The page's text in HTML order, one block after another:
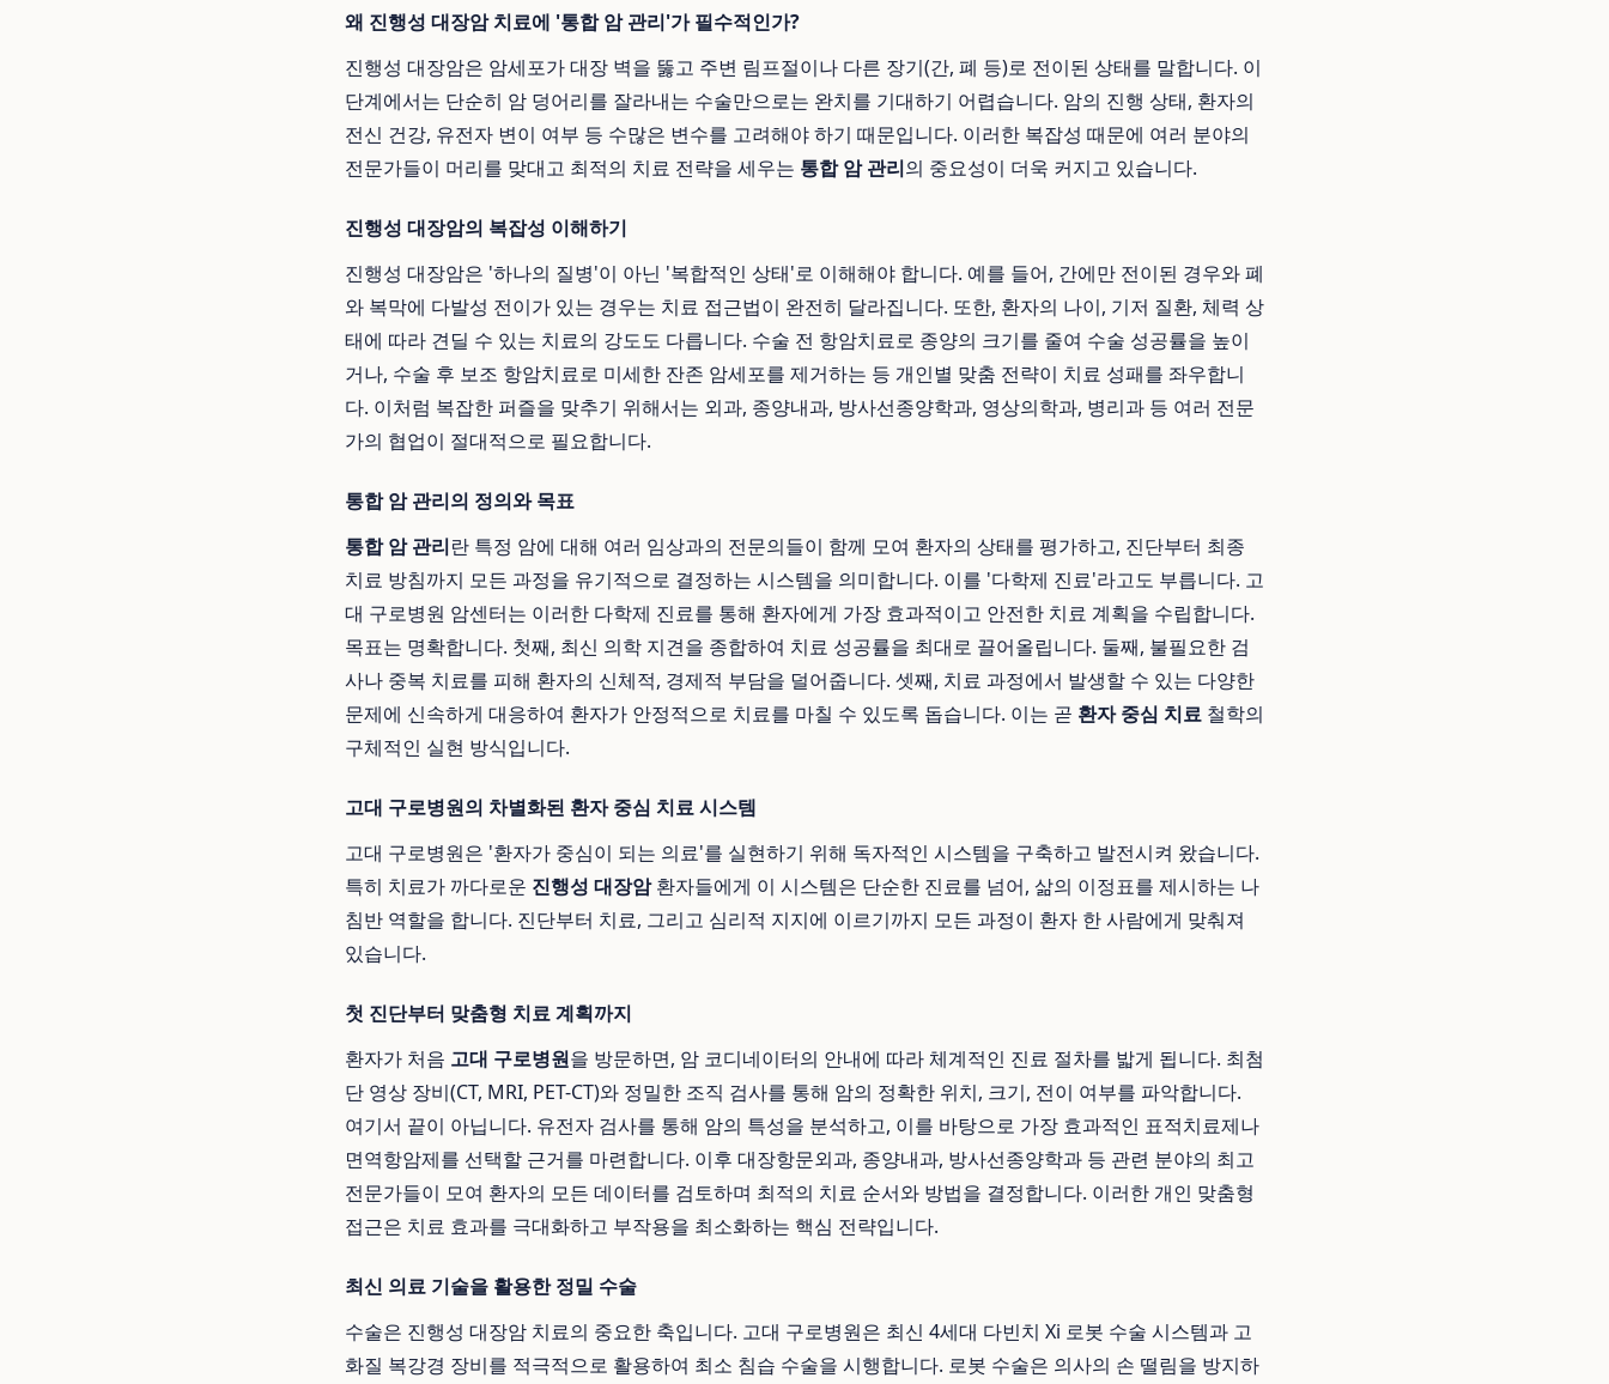
왜 진행성 대장암 치료에 '통합 암 관리'가 필수적인가?
진행성 대장암은 암세포가 대장 벽을 뚫고 주변 림프절이나 다른 장기(간, 폐 등)로 전이된 상태를 말합니다. 이
단계에서는 단순히 암 덩어리를 잘라내는 수술만으로는 완치를 기대하기 어렵습니다. 암의 진행 상태, 환자의
전신 건강, 유전자 변이 여부 등 수많은 변수를 고려해야 하기 때문입니다. 이러한 복잡성 때문에 여러 분야의
전문가들이 머리를 맞대고 최적의 치료 전략을 세우는 통합 암 관리의 중요성이 더욱 커지고 있습니다.
진행성 대장암의 복잡성 이해하기
진행성 대장암은 '하나의 질병'이 아닌 '복합적인 상태'로 이해해야 합니다. 예를 들어, 간에만 전이된 경우와 폐
와 복막에 다발성 전이가 있는 경우는 치료 접근법이 완전히 달라집니다. 또한, 환자의 나이, 기저 질환, 체력 상
태에 따라 견딜 수 있는 치료의 강도도 다릅니다. 수술 전 항암치료로 종양의 크기를 줄여 수술 성공률을 높이
거나, 수술 후 보조 항암치료로 미세한 잔존 암세포를 제거하는 등 개인별 맞춤 전략이 치료 성패를 좌우합니
다. 이처럼 복잡한 퍼즐을 맞추기 위해서는 외과, 종양내과, 방사선종양학과, 영상의학과, 병리과 등 여러 전문
가의 협업이 절대적으로 필요합니다.
통합 암 관리의 정의와 목표
통합 암 관리란 특정 암에 대해 여러 임상과의 전문의들이 함께 모여 환자의 상태를 평가하고, 진단부터 최종
치료 방침까지 모든 과정을 유기적으로 결정하는 시스템을 의미합니다. 이를 '다학제 진료'라고도 부릅니다. 고
대 구로병원 암센터는 이러한 다학제 진료를 통해 환자에게 가장 효과적이고 안전한 치료 계획을 수립합니다.
목표는 명확합니다. 첫째, 최신 의학 지견을 종합하여 치료 성공률을 최대로 끌어올립니다. 둘째, 불필요한 검
사나 중복 치료를 피해 환자의 신체적, 경제적 부담을 덜어줍니다. 셋째, 치료 과정에서 발생할 수 있는 다양한
문제에 신속하게 대응하여 환자가 안정적으로 치료를 마칠 수 있도록 돕습니다. 이는 곧 환자 중심 치료 철학의
구체적인 실현 방식입니다.
고대 구로병원의 차별화된 환자 중심 치료 시스템
고대 구로병원은 '환자가 중심이 되는 의료'를 실현하기 위해 독자적인 시스템을 구축하고 발전시켜 왔습니다.
특히 치료가 까다로운 진행성 대장암환자들에게 이 시스템은 단순한 진료를 넘어, 삶의 이정표를 제시하는 나
침반 역할을 합니다. 진단부터 치료, 그리고 심리적 지지에 이르기까지 모든 과정이 환자 한 사람에게 맞춰져
있습니다.
첫 진단부터 맞춤형 치료 계획까지
환자가 처음 고대 구로병원을 방문하면, 암 코디네이터의 안내에 따라 체계적인 진료 절차를 밟게 됩니다. 최첨
단 영상 장비(CT, MRI, PET-CT)와 정밀한 조직 검사를 통해 암의 정확한 위치, 크기, 전이 여부를 파악합니다.
여기서 끝이 아닙니다. 유전자 검사를 통해 암의 특성을 분석하고, 이를 바탕으로 가장 효과적인 표적치료제나
면역항암제를 선택할 근거를 마련합니다. 이후 대장항문외과, 종양내과, 방사선종양학과 등 관련 분야의 최고
전문가들이 모여 환자의 모든 데이터를 검토하며 최적의 치료 순서와 방법을 결정합니다. 이러한 개인 맞춤형
접근은 치료 효과를 극대화하고 부작용을 최소화하는 핵심 전략입니다.
최신 의료 기술을 활용한 정밀 수술
수술은 진행성 대장암 치료의 중요한 축입니다. 고대 구로병원은 최신 4세대 다빈치 Xi 로봇 수술 시스템과 고
화질 복강경 장비를 적극적으로 활용하여 최소 침습 수술을 시행합니다. 로봇 수술은 의사의 손 떨림을 방지하